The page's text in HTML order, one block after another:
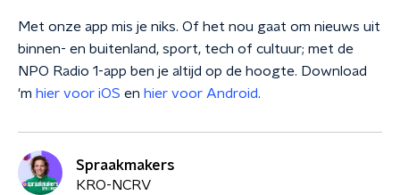
Met onze app mis je niks. Of het nou gaat om nieuws uit
binnen- en buitenland, sport, tech of cultuur; met de
NPO Radio 1-app ben je altijd op de hoogte. Download
'm hier voor iOS en hier voor Android.
Spraakmakers
KRO-NCRV